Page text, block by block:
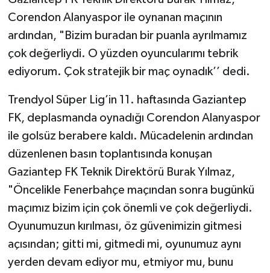
Corendon Alanyaspor ile oynanan maçının
ardından, "Bizim buradan bir puanla ayrılmamız
çok değerliydi. O yüzden oyuncularımı tebrik
ediyorum. Çok stratejik bir maç oynadık’’ dedi.
Trendyol Süper Lig’in 11. haftasında Gaziantep
FK, deplasmanda oynadığı Corendon Alanyaspor
ile golsüz berabere kaldı. Mücadelenin ardından
düzenlenen basın toplantısında konuşan
Gaziantep FK Teknik Direktörü Burak Yılmaz,
"Öncelikle Fenerbahçe maçından sonra bugünkü
maçımız bizim için çok önemli ve çok değerliydi.
Oyunumuzun kırılması, öz güvenimizin gitmesi
açısından; gitti mi, gitmedi mi, oyunumuz aynı
yerden devam ediyor mu, etmiyor mu, bunu